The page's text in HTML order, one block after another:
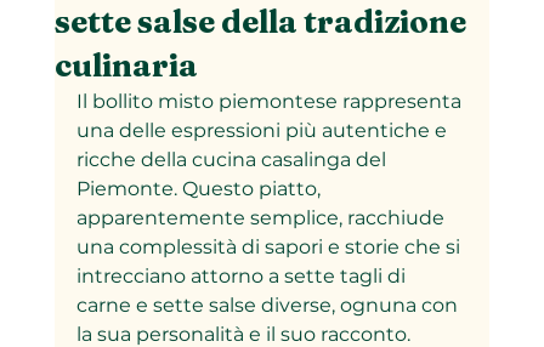
sette salse della tradizione
culinaria
Il bollito misto piemontese rappresenta
una delle espressioni più autentiche e
ricche della cucina casalinga del
Piemonte. Questo piatto,
apparentemente semplice, racchiude
una complessità di sapori e storie che si
intrecciano attorno a sette tagli di
carne e sette salse diverse, ognuna con
la sua personalità e il suo racconto.